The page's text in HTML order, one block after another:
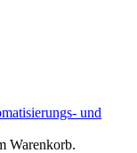
und
Warenkorb.